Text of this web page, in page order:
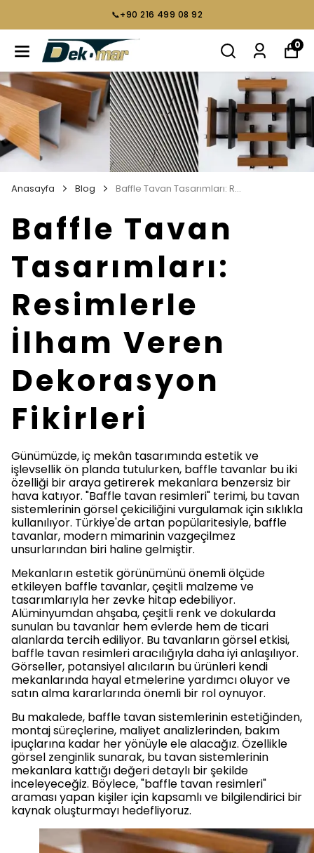
📞+90 216 499 08 92
0
Anasayfa Blog Baffle Tavan Tasarımları: Resimlerle İlham Veren Dekorasyon Fikirleri
Baffle Tavan
Tasarımları:
Resimlerle
İlham Veren
Dekorasyon
Fikirleri
Günümüzde, iç mekân tasarımında estetik ve
işlevsellik ön planda tutulurken, baffle tavanlar bu iki
özelliği bir araya getirerek mekanlara benzersiz bir
hava katıyor. "Baffle tavan resimleri" terimi, bu tavan
sistemlerinin görsel çekiciliğini vurgulamak için sıklıkla
kullanılıyor. Türkiye'de artan popülaritesiyle, baffle
tavanlar, modern mimarinin vazgeçilmez
unsurlarından biri haline gelmiştir.
Mekanların estetik görünümünü önemli ölçüde
etkileyen baffle tavanlar, çeşitli malzeme ve
tasarımlarıyla her zevke hitap edebiliyor.
Alüminyumdan ahşaba, çeşitli renk ve dokularda
sunulan bu tavanlar hem evlerde hem de ticari
alanlarda tercih ediliyor. Bu tavanların görsel etkisi,
baffle tavan resimleri aracılığıyla daha iyi anlaşılıyor.
Görseller, potansiyel alıcıların bu ürünleri kendi
mekanlarında hayal etmelerine yardımcı oluyor ve
satın alma kararlarında önemli bir rol oynuyor.
Bu makalede, baffle tavan sistemlerinin estetiğinden,
montaj süreçlerine, maliyet analizlerinden, bakım
ipuçlarına kadar her yönüyle ele alacağız. Özellikle
görsel zenginlik sunarak, bu tavan sistemlerinin
mekanlara kattığı değeri detaylı bir şekilde
inceleyeceğiz. Böylece, "baffle tavan resimleri"
araması yapan kişiler için kapsamlı ve bilgilendirici bir
kaynak oluşturmayı hedefliyoruz.